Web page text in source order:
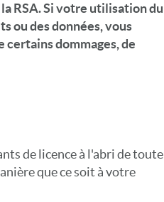
RSA. Si votre utilisation du
ou des données, vous
dommages, de
de licence à l'abri de toute
que ce soit à votre